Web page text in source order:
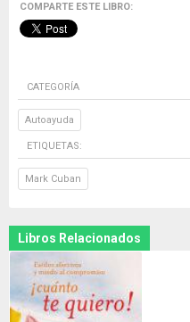
COMPARTE ESTE LIBRO:
CATEGORÍA
Autoayuda
ETIQUETAS:
Mark Cuban
Libros Relacionados